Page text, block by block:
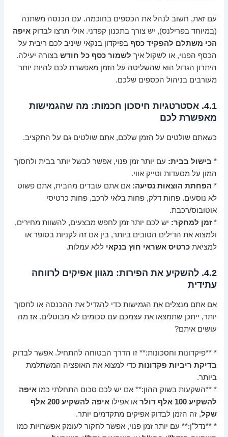
עם זאת, חשוב לנהל את הכספים בחוכמה. עם הכנסה משתנה
(במיוחד בפרילנס), יש צורך בתכנון קפדני. אולי תרצו לבדוקאיפה
הכי משתלם להפקיד כסף בפיקדון בנקאי שיניב לכם ריבית על
הכסף הפנוי, או לשקול איך לשמור כסף כל חודש בצורה יעילה.
היתרון הגדול הוא שהשליטה על הזמן מאפשרת לכם להיות יותר
מעורבים בניהול הכספים שלכם.
4.1. אסטרטגיות חיסכון חכמות: מה שהגמישות
מאפשרת לכם
כשאתם שולטים על הזמן שלכם, אתם שולטים גם על התקציב.
* בישול בבית: עם יותר זמן פנוי, אפשר לבשל יותר בבית ולחסוך
המון על מסעדות וטייק אווי.
* הפחתת הוצאות נסיעה: אם אתם עובדים מהבית, אתם פשוט
לא נוסעים. פחות דלק, פחות בלאי לרכב, פחות כרטיסי
אוטובוס/רכבת.
*זמן למחקר: יש לכם יותר זמן לחפש מבצעים, להשוות מחירים,
ולמצוא את הדילים הטובים ביותר, בין אם זה לקניות בסופר או
למציאתכרטיס אשראי חוץ בנקאי ללא עמלות.
4.2. להשקיע את הפירות: מגוון אפיקים לרווחה
עתידית
אם אתם מנצלים את הגמישות כדי להגדיל את ההכנסה או לחסוך
יותר, ייתכן שתמצאו את עצמכם עם סכומים לא מבוטלים. אז מה
עושים איתם?
* **פיקדונות וחסכונות:** זו הדרך הבטוחה להתחיל. אפשר לבדוק
בדיקת ריביות פקדונות כדי למצוא את האופציה המשתלמת
ביותר.
* **השקעות בשוק ההון:** אם יש לכם סכום התחלתי כמואיפה
להשקיע 100 אלף דולר
או אפילו
איפה להשקיע 200 אלף
שקל, זה הזמן לבדוק אפיקים מתקדמים יותר.
* **נדל"ן:** עם יותר זמן פנוי, אפשר לחקור לעומק אפשרויות כמו